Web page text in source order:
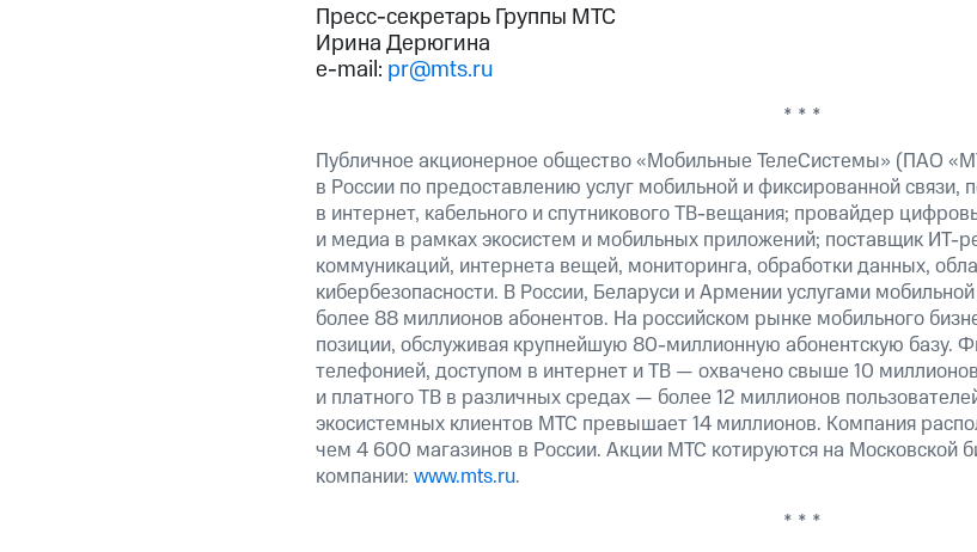
Пресс-секретарь Группы МТС
Ирина Дерюгина
e-mail: pr@mts.ru
* * *
Публичное акционерное общество «Мобильные ТелеСистемы» (ПАО
в России по предоставлению услуг мобильной и фиксированной связи,
в интернет, кабельного и спутникового ТВ-вещания; провайдер
и медиа в рамках экосистем и мобильных приложений; поставщик ИТ-
коммуникаций, интернета вещей, мониторинга, обработки данных,
кибербезопасности. В России, Беларуси и Армении услугами
более 88 миллионов абонентов. На российском рынке мобильного
позиции, обслуживая крупнейшую 80-миллионную абонентскую базу.
телефонией, доступом в интернет и ТВ — охвачено свыше 10
и платного ТВ в различных средах — более 12 миллионов
экосистемных клиентов МТС превышает 14 миллионов. Компания
чем 4 600 магазинов в России. Акции МТС котируются на Московской
компании: www.mts.ru.
* * *